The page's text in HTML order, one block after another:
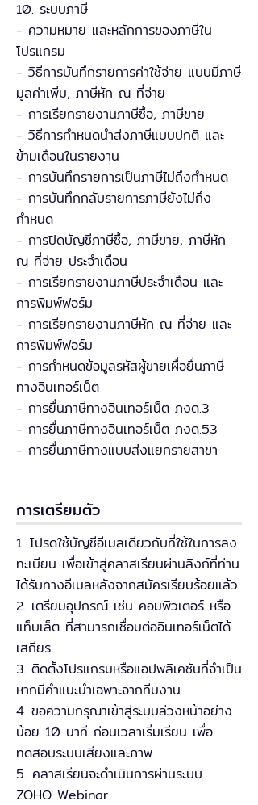
10. ระบบภาษี
- ความหมาย และหลักการของภาษีใน
โปรแกรม
- วิธีการบันทึกรายการค่าใช้จ่าย แบบมีภาษี
มูลค่าเพิ่ม, ภาษีหัก ณ ที่จ่าย
- การเรียกรายงานภาษีซื้อ, ภาษีขาย
- วิธีการกำหนดนำส่งภาษีแบบปกติ และ
ข้ามเดือนในรายงาน
- การบันทึกรายการเป็นภาษีไม่ถึงกำหนด
- การบันทึกกลับรายการภาษียังไม่ถึง
กำหนด
- การปิดบัญชีภาษีซื้อ, ภาษีขาย, ภาษีหัก
ณ ที่จ่าย ประจำเดือน
- การเรียกรายงานภาษีประจำเดือน และ
การพิมพ์ฟอร์ม
- การเรียกรายงานภาษีหัก ณ ที่จ่าย และ
การพิมพ์ฟอร์ม
- การกำหนดข้อมูลรหัสผู้ขายเผื่อยื่นภาษี
ทางอินเทอร์เน็ต
- การยื่นภาษีทางอินเทอร์เน็ต ภงด.3
- การยื่นภาษีทางอินเทอร์เน็ต ภงด.53
- การยื่นภาษีทางแบบส่งแยกรายสาขา
การเตรียมตัว
1. โปรดใช้บัญชีอีเมลเดียวกับที่ใช้ในการลง
ทะเบียน เพื่อเข้าสู่คลาสเรียนผ่านลิงก์ที่ท่าน
ได้รับทางอีเมลหลังจากสมัครเรียบร้อยแล้ว
2. เตรียมอุปกรณ์ เช่น คอมพิวเตอร์ หรือ
แท็บเล็ต ที่สามารถเชื่อมต่ออินเทอร์เน็ตได้
เสถียร
3. ติดตั้งโปรแกรมหรือแอปพลิเคชันที่จำเป็น
หากมีคำแนะนำเฉพาะจากทีมงาน
4. ขอความกรุณาเข้าสู่ระบบล่วงหน้าอย่าง
น้อย 10 นาที ก่อนเวลาเริ่มเรียน เพื่อ
ทดสอบระบบเสียงและภาพ
5. คลาสเรียนจะดำเนินการผ่านระบบ
ZOHO Webinar